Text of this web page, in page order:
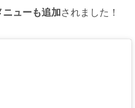
ューも追加されました！